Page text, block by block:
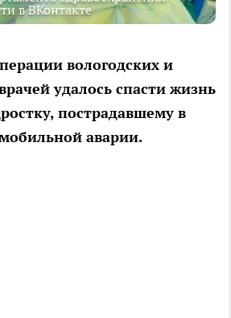
в ВКонтакте
вологодских и
удалось спасти жизнь
пострадавшему в
аварии.